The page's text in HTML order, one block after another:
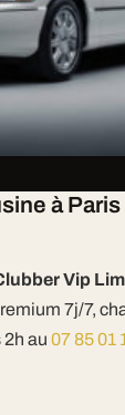
à
Vip
7j/7,
au 07 85 01